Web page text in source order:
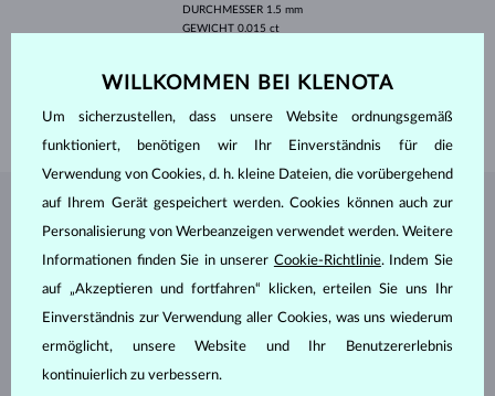
DURCHMESSER 1.5 mm
GEWICHT 0.015 ct
8.00 mm
GEWICHT 0.45 g
SCHMUCK AUS DEM KLENOTA ATELIER
WILLKOMMEN BEI KLENOTA
Um sicherzustellen, dass unsere Website ordnungsgemäß
funktioniert, benötigen wir Ihr Einverständnis für die
Verwendung von Cookies, d. h. kleine Dateien, die vorübergehend
auf Ihrem Gerät gespeichert werden. Cookies können auch zur
Personalisierung von Werbeanzeigen verwendet werden. Weitere
Informationen finden Sie in unserer Cookie-Richtlinie. Indem Sie
auf „Akzeptieren und fortfahren“ klicken, erteilen Sie uns Ihr
Einverständnis zur Verwendung aller Cookies, was uns wiederum
ermöglicht, unsere Website und Ihr Benutzererlebnis
kontinuierlich zu verbessern.